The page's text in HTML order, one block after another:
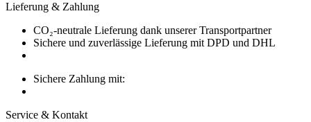
Lieferung & Zahlung
CO₂-neutrale Lieferung dank unserer Transportpartner
Sichere und zuverlässige Lieferung mit DPD und DHL
Sichere Zahlung mit:
Service & Kontakt